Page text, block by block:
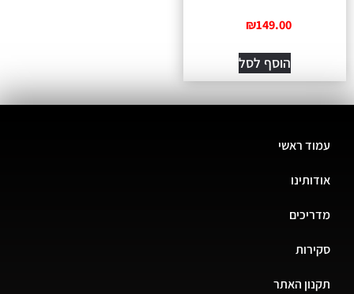
₪149.00
הוסף לסל
עמוד ראשי
אודותינו
מדריכים
סקירות
תקנון האתר